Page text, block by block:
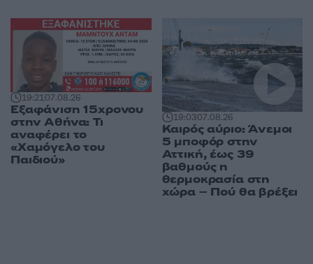
19:2107.08.26
Εξαφάνιση 15χρονου
στην Αθήνα: Τι
αναφέρει το
«Χαμόγελο του
Παιδιού»
19:0307.08.26
Καιρός αύριο: Άνεμοι
5 μποφόρ στην
Αττική, έως 39
βαθμούς η
θερμοκρασία στη
χώρα – Πού θα βρέξει